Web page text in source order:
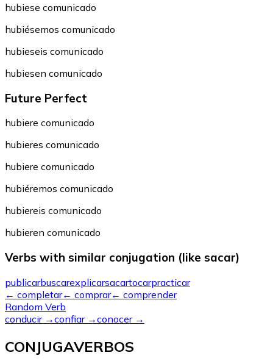
hubiese comunicado
hubiésemos comunicado
hubieseis comunicado
hubiesen comunicado
Future Perfect
hubiere comunicado
hubieres comunicado
hubiere comunicado
hubiéremos comunicado
hubiereis comunicado
hubieren comunicado
Verbs with similar conjugation (like sacar)
publicarbuscarexplicarsacartocarpracticar
← completar← comprar← comprender
Random Verb
conducir→confiar→conocer→
CONJUGAVERBOS